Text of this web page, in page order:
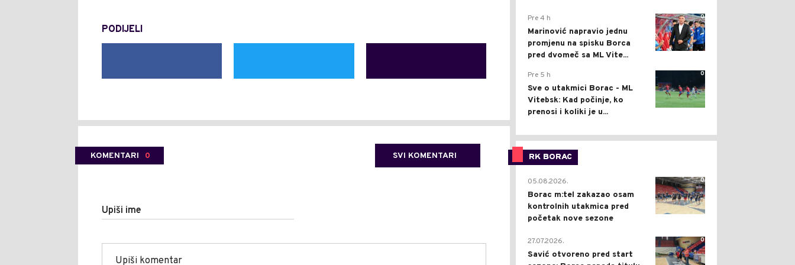
PODIJELI
KOMENTARI 0 SVI KOMENTARI
Upiši ime
0
Pre 4 h
Marinović napravio jednu
promjenu na spisku Borca
pred dvomeč sa ML Vite...
0
Pre 5 h
Sve o utakmici Borac - ML
Vitebsk: Kad počinje, ko
prenosi i koliki je u...
RK BORAC
0
05.08.2026.
Borac m:tel zakazao osam
kontrolnih utakmica pred
početak nove sezone
0
27.07.2026.
Savić otvoreno pred start